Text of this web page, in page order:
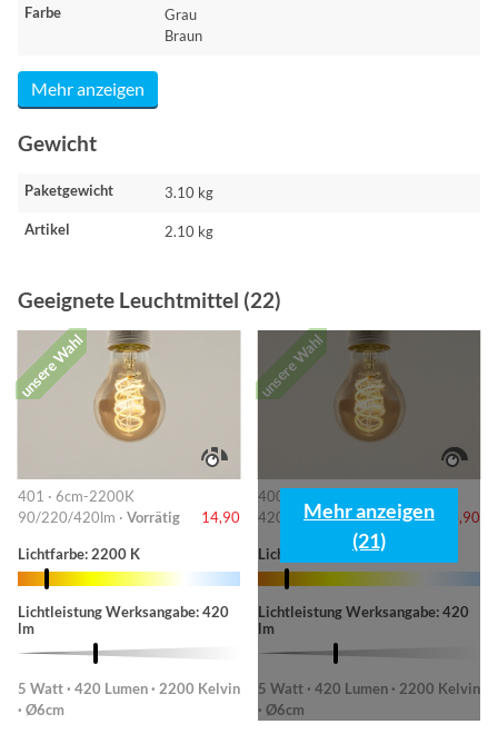
Farbe
Grau
Braun
Mehr anzeigen
Gewicht
Paketgewicht 3.10 kg
Artikel 2.10 kg
Geeignete Leuchtmittel (22)
unsere Wahl
401 · 6cm-2200K
90/220/420lm · Vorrätig 14,90
Lichtfarbe: 2200 K
Lichtleistung Werksangabe: 420
lm
5 Watt · 420 Lumen · 2200 Kelvin
· Ø6cm
unsere Wahl
400 · Ø 6 cm - 2200K
420lm ·Vorrätig 14,90
Lichtfarbe: 2200 K
Lichtleistung Werksangabe: 420
lm
5 Watt · 420 Lumen · 2200 Kelvin
· Ø6cm
Mehr anzeigen
(21)